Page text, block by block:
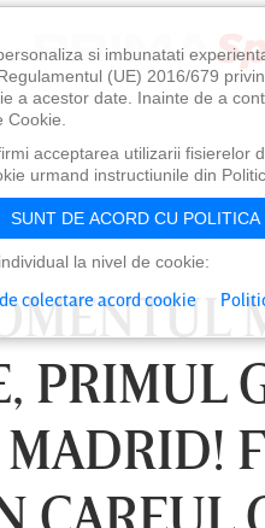
PRIMUL
CAREUL
VINERI 07 AUG, 21:00
si imbunatati
(UE) 2016/679
a acestor date. Inainte de a
acceptarea utilizarii fisierelor
urmand instructiunile din
SUNT DE ACORD CU POLITICA
la nivel de cookie:
colectare acord cookie